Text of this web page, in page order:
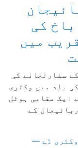
کی
میں
سفارتخانے کی
یاد میں وکٹری
ایک مقامی ہوٹل
کے